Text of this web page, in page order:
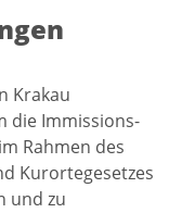
Krakau
die Immissions-
Rahmen des
Kurortegesetzes
und zu